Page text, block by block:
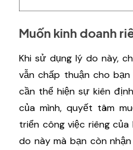
Muốn kinh doanh
Khi sử dụng lý do này,
vẫn chấp thuận cho
cần thể hiện sự kiên
của mình, quyết tâm
triển công việc riêng
do này mà bạn còn